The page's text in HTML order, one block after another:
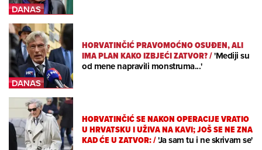
HORVATINČIĆ PRAVOMOĆNO OSUĐEN, ALI
IMA PLAN KAKO IZBJEĆI ZATVOR?/'Mediji su
od mene napravili monstruma...'
HORVATINČIĆ SE NAKON OPERACIJE VRATIO
U HRVATSKU I UŽIVA NA KAVI; JOŠ SE NE ZNA
KAD ĆE U ZATVOR:/'Ja sam tu i ne skrivam se'